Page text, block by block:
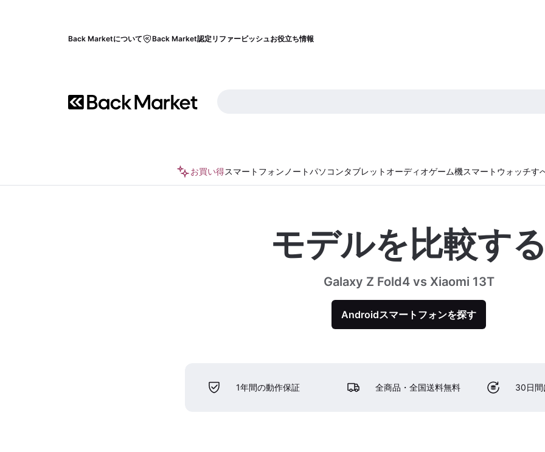
Back Marketについて Back Market認定リファービッシュお役立ち情報
お買い得スマートフォン ノートパソコンタブレット オーディオゲーム機スマートウォッチす
モデルを比較す
Galaxy Z Fold4 vs Xiaomi 13T
Androidスマートフォンを探す
1年間の動作保証 全商品・全国送料無料 30日間